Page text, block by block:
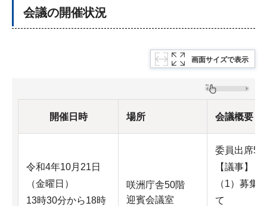
会議の開催状況
画面サイズで表示
開催日時 場所 会議概要
令和4年10月21日
（金曜日）
13時30分から18時
咲洲庁舎50階
迎賓会議室
委員出席5
【議事】
（1）募集
て